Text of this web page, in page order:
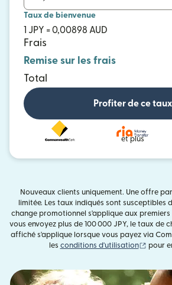
Taux de bienvenue
1 JPY = 0,00898 AUD
Frais
Remise sur les frais
Total
Profiter de ce taux
et plus
Nouveaux clients uniquement. Une offre
limitée. Les taux indiqués sont susceptibles
change promotionnel s'applique aux premiers
vous envoyez plus de 100 000 JPY, le taux de
affiché s'applique lorsque vous payez via
les conditions d'utilisation pour